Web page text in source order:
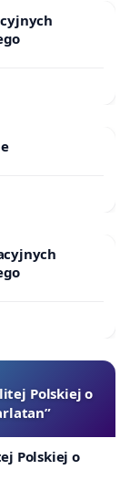
Polskiej o
Polskiej o